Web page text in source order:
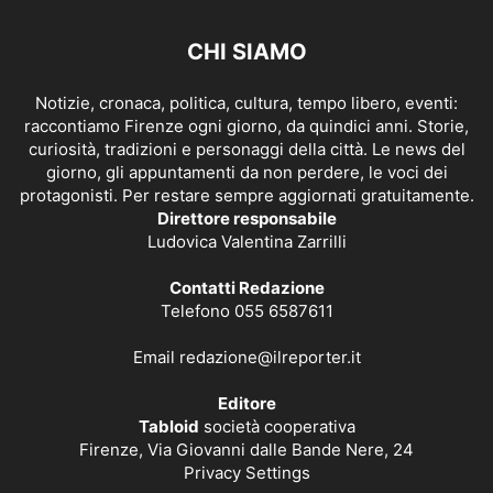
CHI SIAMO
Notizie, cronaca, politica, cultura, tempo libero, eventi:
raccontiamo Firenze ogni giorno, da quindici anni. Storie,
curiosità, tradizioni e personaggi della città. Le news del
giorno, gli appuntamenti da non perdere, le voci dei
protagonisti. Per restare sempre aggiornati gratuitamente.
Direttore responsabile
Ludovica Valentina Zarrilli
Contatti Redazione
Telefono 055 6587611
Email redazione@ilreporter.it
Editore
Tabloid società cooperativa
Firenze, Via Giovanni dalle Bande Nere, 24
Privacy Settings